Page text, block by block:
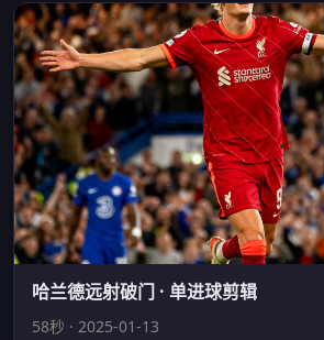
哈兰德远射破门 · 单进球剪辑
58秒 · 2025-01-13